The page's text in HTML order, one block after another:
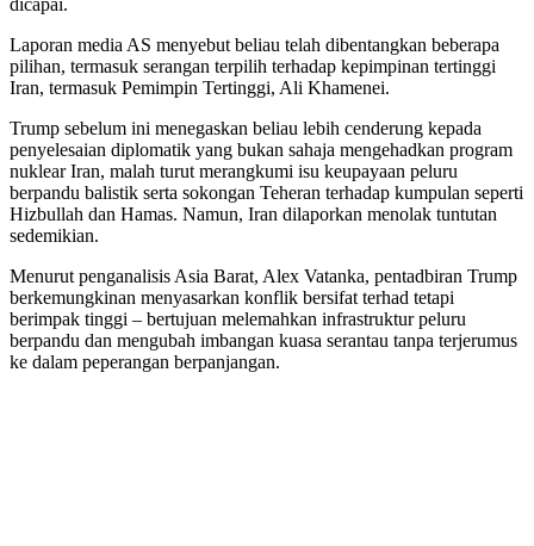
dicapai.
Laporan media AS menyebut beliau telah dibentangkan beberapa
pilihan, termasuk serangan terpilih terhadap kepimpinan tertinggi
Iran, termasuk Pemimpin Tertinggi, Ali Khamenei.
Trump sebelum ini menegaskan beliau lebih cenderung kepada
penyelesaian diplomatik yang bukan sahaja mengehadkan program
nuklear Iran, malah turut merangkumi isu keupayaan peluru
berpandu balistik serta sokongan Teheran terhadap kumpulan seperti
Hizbullah dan Hamas. Namun, Iran dilaporkan menolak tuntutan
sedemikian.
Menurut penganalisis Asia Barat, Alex Vatanka, pentadbiran Trump
berkemungkinan menyasarkan konflik bersifat terhad tetapi
berimpak tinggi – bertujuan melemahkan infrastruktur peluru
berpandu dan mengubah imbangan kuasa serantau tanpa terjerumus
ke dalam peperangan berpanjangan.